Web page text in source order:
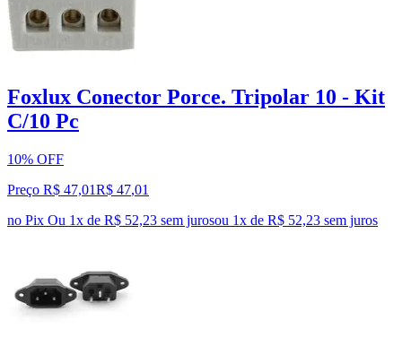
Foxlux Conector Porce. Tripolar 10 - Kit
C/10 Pc
10% OFF
Preço R$ 47,01R$ 47,01
no Pix Ou 1x de R$ 52,23 sem jurosou 1x de R$ 52,23 sem juros